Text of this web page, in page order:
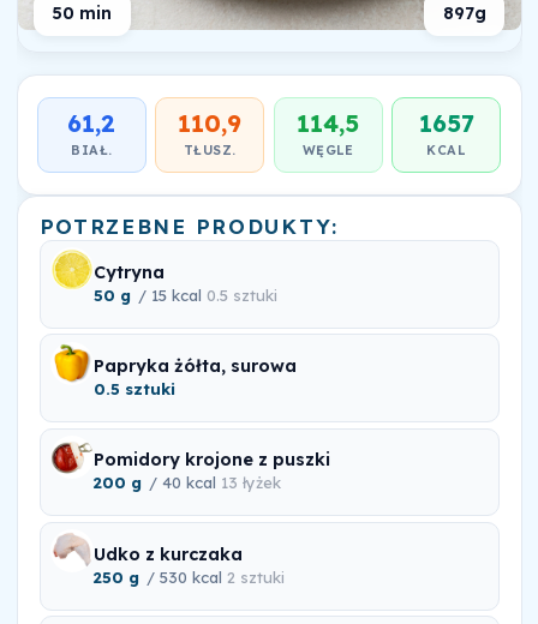
50 min 897g
61,2
BIAŁ.
110,9
TŁUSZ.
114,5
WĘGLE
1657
KCAL
POTRZEBNE PRODUKTY:
Cytryna
50 g / 15 kcal 0.5 sztuki
Papryka żółta, surowa
0.5 sztuki
Pomidory krojone z puszki
200 g / 40 kcal 13 łyżek
Udko z kurczaka
250 g / 530 kcal 2 sztuki